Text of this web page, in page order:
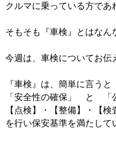
クルマに乗っている方であ
そもそも『車検』とはなん
今週は、車検についてお伝
『車検』は、簡単に言うと
「安全性の確保」 と 「
【点検】・【整備】・【検
を行い保安基準を満たして